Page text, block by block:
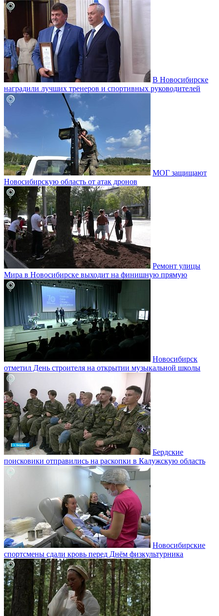
В Новосибирске
наградили лучших тренеров и спортивных руководителей
МОГ защищают
Новосибирскую область от атак дронов
Ремонт улицы
Мира в Новосибирске выходит на финишную прямую
Новосибирск
отметил День строителя на открытии музыкальной школы
Бердские
поисковики отправились на раскопки в Калужскую область
Новосибирские
спортсмены сдали кровь перед Днём физкультурника